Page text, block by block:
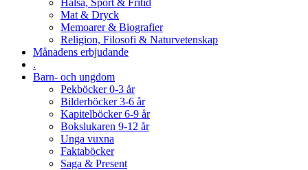
Hälsa, Sport & Fritid
Mat & Dryck
Memoarer & Biografier
Religion, Filosofi & Naturvetenskap
Månadens erbjudande
.
Barn- och ungdom
Pekböcker 0-3 år
Bilderböcker 3-6 år
Kapitelböcker 6-9 år
Bokslukaren 9-12 år
Unga vuxna
Faktaböcker
Saga & Present